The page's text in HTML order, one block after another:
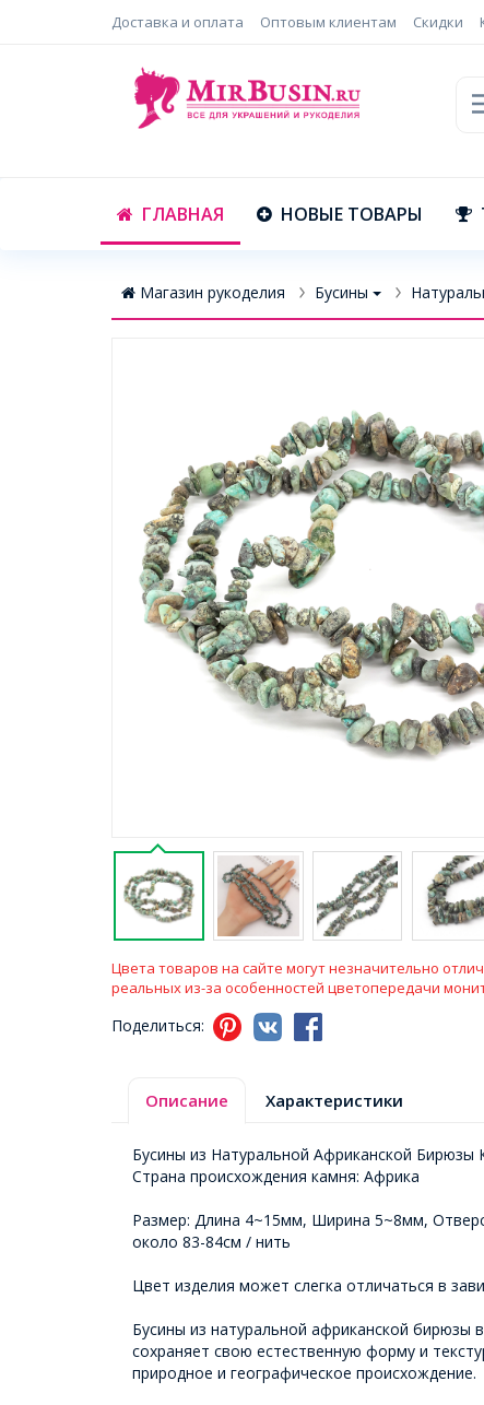
Доставка и оплата Оптовым клиентам Скидки
ГЛАВНАЯ НОВЫЕ ТОВАРЫ
Магазин рукоделия Бусины
Цвета товаров на сайте могут незначительно
реальных из-за особенностей цветопередачи
Поделиться:
Описание Характеристики
Бусины из Натуральной Африканской
Страна происхождения камня: Африка
Размер: Длина 4~15мм, Ширина 5~8мм,
около 83-84см / нить
Цвет изделия может слегка отличаться в
Бусины из натуральной африканской
сохраняет свою естественную форму и
природное и географическое происхождение.